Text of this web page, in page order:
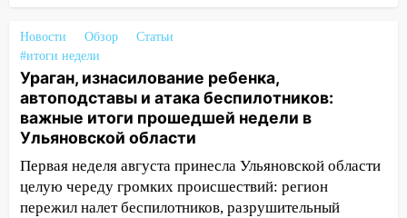
13:49 Стихия продолжает крушить
Ульяновск: дерево рухнуло на дом на
Орджоникидзе
13:47 На Нижней Террасе мощным
ветром вырвало дерево с корнем
13:46 Сильный ветер сорвал крышу с
СТО на проспекте Созидателей
Новости Обзор
Статьи
#итоги недели
Ураган, изнасилование ребенка,
автоподставы и атака беспилотников:
важные итоги прошедшей недели в
Ульяновской области
Первая неделя августа принесла Ульяновской области
целую череду громких происшествий: регион
пережил налет беспилотников, разрушительный